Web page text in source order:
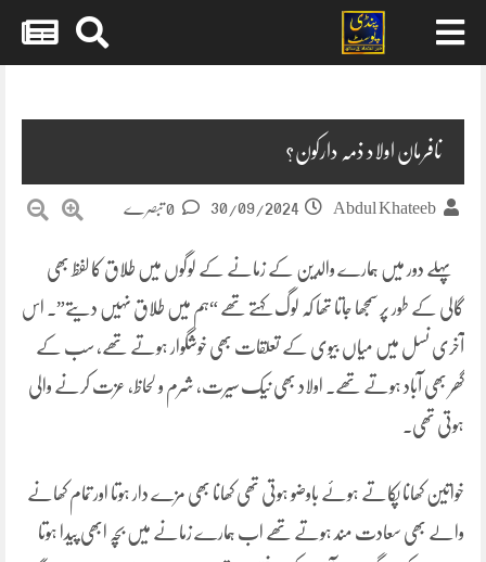
نافرمان اولاد ذمہ دارکون؟
Abdul Khateeb
30/09/2024
پہلے دور میں ہمارے والدین کے زمانے کے لوگوں میں طلاق کا لفظ بھی
گالی کے طور پر سمجھا جاتا تھا کہ لوگ کہتے تھے “ہم میں طلاق نہیں دیتے”۔ اس
آخری نسل میں میاں بیوی کے تعلقات بھی خوشگوار ہوتے تھے، سب کے
گھر بھی آباد ہوتے تھے۔ اولاد بھی نیک سیرت، شرم و لحاظ، عزت کرنے والی
ہوتی تھی۔
خواتین کھانا پکاتے ہوئے باوضو ہوتی تھی کھانا بھی مزے دار ہوتا اور تمام کھانے
والے بھی سعادت مند ہوتے تھے اب ہمارے زمانے میں بچہ ابھی پیدا ہوتا